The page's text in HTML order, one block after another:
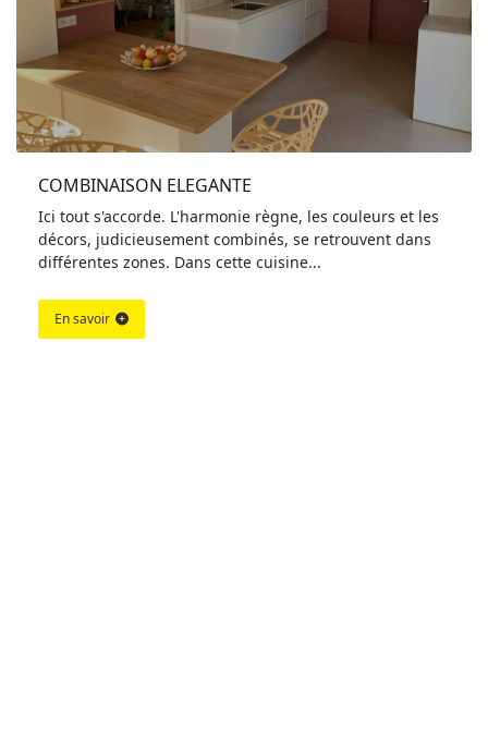
COMBINAISON ELEGANTE
Ici tout s'accorde. L'harmonie règne, les couleurs et les
décors, judicieusement combinés, se retrouvent dans
différentes zones. Dans cette cuisine...
En savoir